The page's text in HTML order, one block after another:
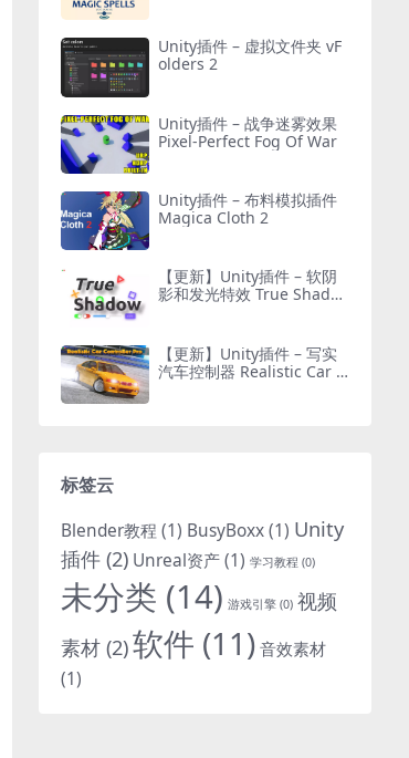
Unity插件 – 虚拟文件夹 vF
olders 2
Unity插件 – 战争迷雾效果
Pixel-Perfect Fog Of War
Unity插件 – 布料模拟插件
Magica Cloth 2
【更新】Unity插件 – 软阴
影和发光特效 True Shado
【更新】Unity插件 – 写实
汽车控制器 Realistic Car C
标签云
Blender教程 (1) BusyBoxx(1) Unity
插件 (2) Unreal资产(1) 学习教程 (0)
未分类 (14) 游戏引擎 (0) 视频
素材 (2)软件 (11)音效素材
(1)